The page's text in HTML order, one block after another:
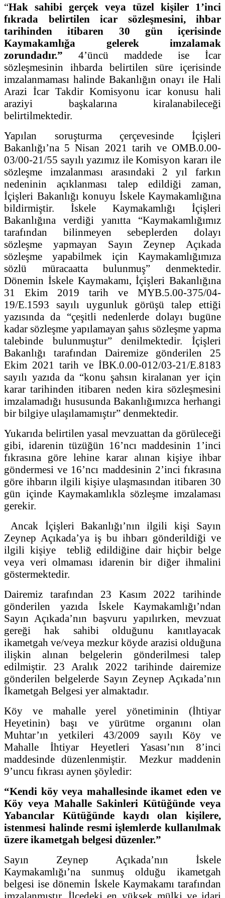
“Hak sahibi gerçek veya tüzel kişiler 1’inci
fıkrada belirtilen icar sözleşmesini, ihbar
tarihinden itibaren 30 gün içerisinde
Kaymakamlığa gelerek imzalamak
zorundadır.” 4’üncü maddede ise İcar
sözleşmesinin ihbarda belirtilen süre içerisinde
imzalanmaması halinde Bakanlığın onayı ile Hali
Arazi İcar Takdir Komisyonu icar konusu hali
araziyi başkalarına kiralanabileceği
belirtilmektedir.
Yapılan soruşturma çerçevesinde İçişleri
Bakanlığı’na 5 Nisan 2021 tarih ve OMB.0.00-
03/00-21/55 sayılı yazımız ile Komisyon kararı ile
sözleşme imzalanması arasındaki 2 yıl farkın
nedeninin açıklanması talep edildiği zaman,
İçişleri Bakanlığı konuyu İskele Kaymakamlığına
bildirmiştir. İskele Kaymakamlığı İçişleri
Bakanlığına verdiği yanıtta “Kaymakamlığımız
tarafından bilinmeyen sebeplerden dolayı
sözleşme yapmayan Sayın Zeynep Açıkada
sözleşme yapabilmek için Kaymakamlığımıza
sözlü müracaatta bulunmuş” denmektedir.
Dönemin İskele Kaymakamı, İçişleri Bakanlığına
31 Ekim 2019 tarih ve MYB.5.00-375/04-
19/E.1593 sayılı uygunluk görüşü talep ettiği
yazısında da “çeşitli nedenlerde dolayı bugüne
kadar sözleşme yapılamayan şahıs sözleşme yapma
talebinde bulunmuştur” denilmektedir. İçişleri
Bakanlığı tarafından Dairemize gönderilen 25
Ekim 2021 tarih ve İBK.0.00-012/03-21/E.8183
sayılı yazıda da “konu şahsın kiralanan yer için
karar tarihinden itibaren neden kira sözleşmesini
imzalamadığı hususunda Bakanlığımızca herhangi
bir bilgiye ulaşılamamıştır” denmektedir.
Yukarıda belirtilen yasal mevzuattan da görüleceği
gibi, idarenin tüzüğün 16’ncı maddesinin 1’inci
fıkrasına göre lehine karar alınan kişiye ihbar
göndermesi ve 16’ncı maddesinin 2’inci fıkrasına
göre ihbarın ilgili kişiye ulaşmasından itibaren 30
gün içinde Kaymakamlıkla sözleşme imzalaması
gerekir.
Ancak İçişleri Bakanlığı’nın ilgili kişi Sayın
Zeynep Açıkada’ya iş bu ihbarı gönderildiği ve
ilgili kişiye tebliğ edildiğine dair hiçbir belge
veya veri olmaması idarenin bir diğer ihmalini
göstermektedir.
Dairemiz tarafından 23 Kasım 2022 tarihinde
gönderilen yazıda İskele Kaymakamlığı’ndan
Sayın Açıkada’nın başvuru yapılırken, mevzuat
gereği hak sahibi olduğunu kanıtlayacak
ikametgah ve/veya mezkur köyde arazisi olduğuna
ilişkin alınan belgelerin gönderilmesi talep
edilmiştir. 23 Aralık 2022 tarihinde dairemize
gönderilen belgelerde Sayın Zeynep Açıkada’nın
İkametgah Belgesi yer almaktadır.
Köy ve mahalle yerel yönetiminin (İhtiyar
Heyetinin) başı ve yürütme organını olan
Muhtar’ın yetkileri 43/2009 sayılı Köy ve
Mahalle İhtiyar Heyetleri Yasası’nın 8’inci
maddesinde düzenlenmiştir. Mezkur maddenin
9’uncu fıkrası aynen şöyledir:
“Kendi köy veya mahallesinde ikamet eden ve
Köy veya Mahalle Sakinleri Kütüğünde veya
Yabancılar Kütüğünde kaydı olan kişilere,
istenmesi halinde resmi işlemlerde kullanılmak
üzere ikametgah belgesi düzenler.”
Sayın Zeynep Açıkada’nın İskele
Kaymakamlığı’na sunmuş olduğu ikametgah
belgesi ise dönemin İskele Kaymakamı tarafından
imzalanmıştır. İlçedeki en yüksek mülki ve idari